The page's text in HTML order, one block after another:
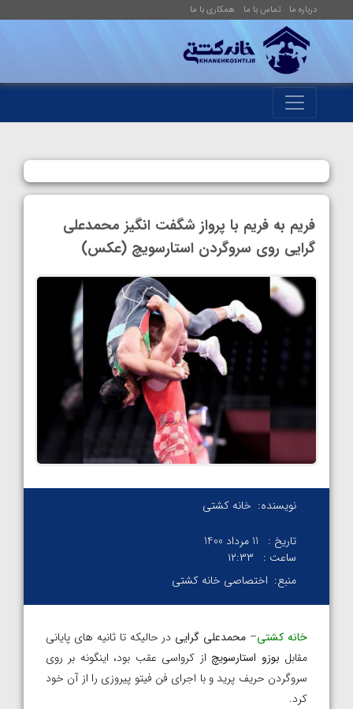
درباره ما تماس با ما همکاری با ما
فریم به فریم با پرواز شگفت انگیز محمدعلی
گرایی روی سروگردن استارسویچ (عکس)
نویسنده: خانه کشتی
تاریخ :
11 مرداد 1400
ساعت :
۱۲:۳۳
منبع: اختصاصی خانه کشتی
خانه کشتی– محمدعلی گرایی در حالیکه تا ثانیه های پایانی
مقابل بوزو استارسویچ از کرواسی عقب بود، اینگونه بر روی
سروگردن حریف پرید و با اجرای فن فیتو پیروزی را از آن خود
کرد.